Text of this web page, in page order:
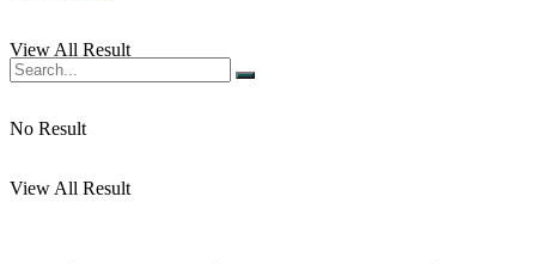
View All Result
No Result
View All Result